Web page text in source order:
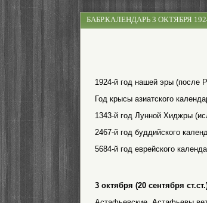
БАБР.КАЛЕНДАРЬ 3 ОКТЯБРЯ
1924-й год нашей эры (после
Год крысы азиатского
1343-й год Лунной Хиджры
2467-й год буддийского
5684-й год еврейского
3 октября (20 сентября